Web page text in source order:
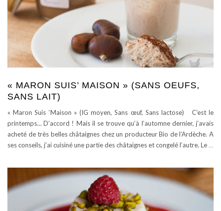
« MARON SUIS’ MAISON » (SANS OEUFS,
SANS LAIT)
« Maron Suis ‘Maison » (IG moyen, Sans œuf, Sans lactose) C’est le
printemps… D’accord ! Mais il se trouve qu’à l’automne dernier, j’avais
acheté de très belles châtaignes chez un producteur Bio de l’Ardèche. A
ses conseils, j’ai cuisiné une partie des châtaignes et congelé l’autre. Le …